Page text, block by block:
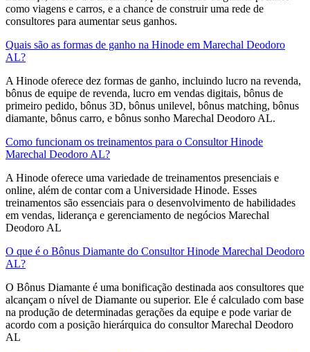
como viagens e carros, e a chance de construir uma rede de
consultores para aumentar seus ganhos.
Quais são as formas de ganho na Hinode em Marechal Deodoro
AL?
A Hinode oferece dez formas de ganho, incluindo lucro na revenda,
bônus de equipe de revenda, lucro em vendas digitais, bônus de
primeiro pedido, bônus 3D, bônus unilevel, bônus matching, bônus
diamante, bônus carro, e bônus sonho Marechal Deodoro AL.
Como funcionam os treinamentos para o Consultor Hinode
Marechal Deodoro AL?
A Hinode oferece uma variedade de treinamentos presenciais e
online, além de contar com a Universidade Hinode. Esses
treinamentos são essenciais para o desenvolvimento de habilidades
em vendas, liderança e gerenciamento de negócios Marechal
Deodoro AL
O que é o Bônus Diamante do Consultor Hinode Marechal Deodoro
AL?
O Bônus Diamante é uma bonificação destinada aos consultores que
alcançam o nível de Diamante ou superior. Ele é calculado com base
na produção de determinadas gerações da equipe e pode variar de
acordo com a posição hierárquica do consultor Marechal Deodoro
AL